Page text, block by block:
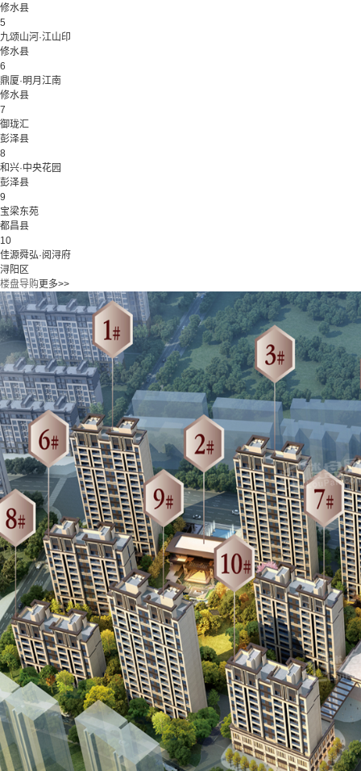
修水县
5
九颂山河·江山印
修水县
6
鼎厦·明月江南
修水县
7
御珑汇
彭泽县
8
和兴·中央花园
彭泽县
9
宝梁东苑
都昌县
10
佳源舜弘·阅浔府
浔阳区
楼盘导购更多>>